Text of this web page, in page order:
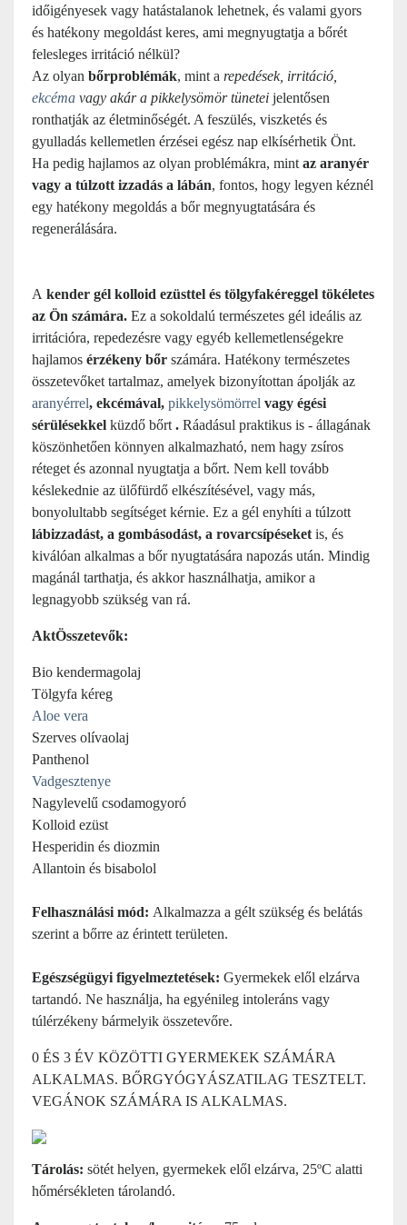
időigényesek vagy hatástalanok lehetnek, és valami gyors
és hatékony megoldást keres, ami megnyugtatja a bőrét
felesleges irritáció nélkül?
Az olyan bőrproblémák, mint a repedések, irritáció,
ekcéma vagy akár a pikkelysömör tünetei jelentősen
ronthatják az életminőségét. A feszülés, viszketés és
gyulladás kellemetlen érzései egész nap elkísérhetik Önt.
Ha pedig hajlamos az olyan problémákra, mint az aranyér
vagy a túlzott izzadás a lábán, fontos, hogy legyen kéznél
egy hatékony megoldás a bőr megnyugtatására és
regenerálására.
A kender gél kolloid ezüsttel és tölgyfakéreggel tökéletes
az Ön számára. Ez a sokoldalú természetes gél ideális az
irritációra, repedezésre vagy egyéb kellemetlenségekre
hajlamos érzékeny bőr számára. Hatékony természetes
összetevőket tartalmaz, amelyek bizonyítottan ápolják az
aranyérrel, ekcémával, pikkelysömörrel vagy égési
sérülésekkel küzdő bőrt . Ráadásul praktikus is - állagának
köszönhetően könnyen alkalmazható, nem hagy zsíros
réteget és azonnal nyugtatja a bőrt. Nem kell tovább
késlekednie az ülőfürdő elkészítésével, vagy más,
bonyolultabb segítséget kérnie. Ez a gél enyhíti a túlzott
lábizzadást, a gombásodást, a rovarcsípéseket is, és
kiválóan alkalmas a bőr nyugtatására napozás után. Mindig
magánál tarthatja, és akkor használhatja, amikor a
legnagyobb szükség van rá.
AktÖsszetevők:
Bio kendermagolaj
Tölgyfa kéreg
Aloe vera
Szerves olívaolaj
Panthenol
Vadgesztenye
Nagylevelű csodamogyoró
Kolloid ezüst
Hesperidin és diozmin
Allantoin és bisabolol
Felhasználási mód: Alkalmazza a gélt szükség és belátás
szerint a bőrre az érintett területen.
Egészségügyi figyelmeztetések: Gyermekek elől elzárva
tartandó. Ne használja, ha egyénileg intoleráns vagy
túlérzékeny bármelyik összetevőre.
0 ÉS 3 ÉV KÖZÖTTI GYERMEKEK SZÁMÁRA
ALKALMAS. BŐRGYÓGYÁSZATILAG TESZTELT.
VEGÁNOK SZÁMÁRA IS ALKALMAS.
Tárolás: sötét helyen, gyermekek elől elzárva, 25ºC alatti
hőmérsékleten tárolandó.